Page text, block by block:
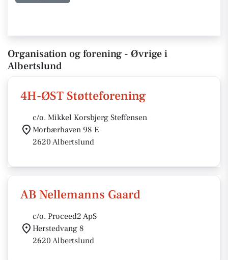
Organisation og forening - Øvrige i
Albertslund
4H-ØST Støtteforening
c/o. Mikkel Korsbjerg Steffensen
Morbærhaven 98 E
2620 Albertslund
AB Nellemanns Gaard
c/o. Proceed2 ApS
Herstedvang 8
2620 Albertslund